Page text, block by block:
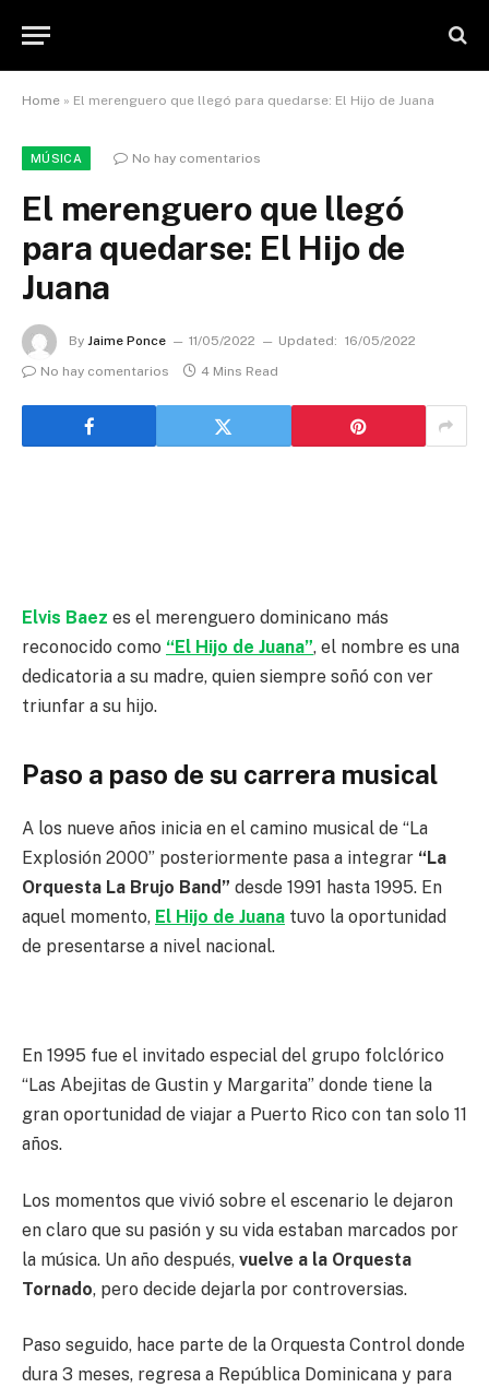
Home » El merenguero que llegó para quedarse: El Hijo de Juana
MÚSICA No hay comentarios
El merenguero que llegó
para quedarse: El Hijo de
Juana
By Jaime Ponce 11/05/2022 Updated: 16/05/2022
No hay comentarios
4 Mins Read
Elvis Baez es el merenguero dominicano más
reconocido como “El Hijo de Juana”, el nombre es una
dedicatoria a su madre, quien siempre soñó con ver
triunfar a su hijo.
Paso a paso de su carrera musical
A los nueve años inicia en el camino musical de “La
Explosión 2000” posteriormente pasa a integrar “La
Orquesta La Brujo Band” desde 1991 hasta 1995. En
aquel momento, El Hijo de Juana tuvo la oportunidad
de presentarse a nivel nacional.
En 1995 fue el invitado especial del grupo folclórico
“Las Abejitas de Gustin y Margarita” donde tiene la
gran oportunidad de viajar a Puerto Rico con tan solo 11
años.
Los momentos que vivió sobre el escenario le dejaron
en claro que su pasión y su vida estaban marcados por
la música. Un año después, vuelve a la Orquesta
Tornado, pero decide dejarla por controversias.
Paso seguido, hace parte de la Orquesta Control donde
dura 3 meses, regresa a República Dominicana y para